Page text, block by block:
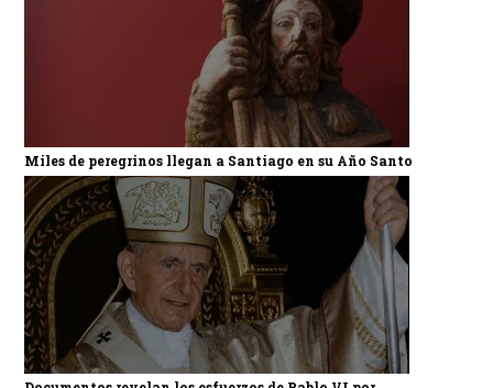
Miles de peregrinos llegan a Santiago en su Año Santo